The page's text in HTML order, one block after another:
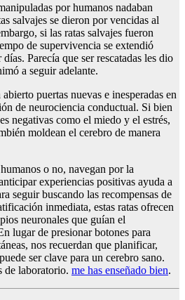
por humanos nadaban
salvajes se dieron por vencidas al
si las ratas salvajes fueron
de supervivencia se extendió
Parecía que ser rescatadas les dio
a seguir adelante.
puertas nuevas e inesperadas en
de neurociencia conductual. Si bien
negativas como el miedo y el estrés,
moldean el cerebro de manera
o no, navegan por la
experiencias positivas ayuda a
seguir buscando las recompensas de
inmediata, estas ratas ofrecen
neuronales que guían el
lugar de presionar botones para
nos recuerdan que planificar,
ser clave para un cerebro sano.
de laboratorio. me has enseñado bien.